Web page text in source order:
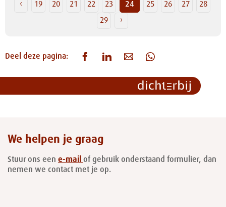
‹ 19 20 21 22 23 24 25 26 27
28
29
›
Deel deze pagina:
We helpen je graag
Stuur ons een e-mail of gebruik onderstaand formulier, dan
nemen we contact met je op.